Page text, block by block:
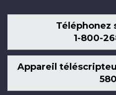
Téléphonez
1-800-
Appareil